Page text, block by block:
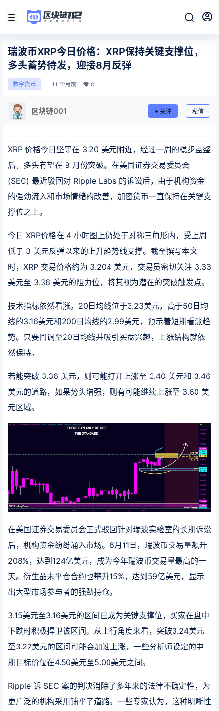
瑞波币XRP今日价格：XRP保持关键支撑位，
多头蓄势待发，迎接8月反弹
数字货币 11 个月前 0
区块链001 关注 私信
XRP 价格今日坚守在 3.20 美元附近，经过一周的稳步盘整
后，多头有望在 8 月份突破。在美国证券交易委员会
(SEC) 最近驳回对 Ripple Labs 的诉讼后，由于机构资金
的强劲流入和市场情绪的改善，加密货币一直保持在关键支
撑位之上。
今日 XRP价格在 4 小时图上仍处于对称三角形内，受上周
低于 3 美元反弹以来的上升趋势线支撑。截至撰写本文
时，XRP 交易价格约为 3.204 美元，交易员密切关注 3.33
美元至 3.36 美元的阻力位，将其视为潜在的突破触发点。
技术指标依然看涨。20日均线位于3.23美元，高于50日均
线的3.16美元和200日均线的2.99美元，预示着短期看涨趋
势。只要回调至20日均线并吸引买盘兴趣，上涨结构就依
然保持。
若能突破 3.36 美元，则可能打开上涨至 3.40 美元和 3.46
美元的道路，如果势头增强，则有可能继续上涨至 3.60 美
元区域。
在美国证券交易委员会正式驳回针对瑞波实验室的长期诉讼
后，机构资金纷纷涌入市场。8月11日，瑞波币交易量飙升
208%，达到124亿美元，成为今年瑞波币交易量最高的一
天。衍生品未平仓合约也攀升15%，达到59亿美元，显示
出大型市场参与者的强劲持仓。
3.15美元至3.16美元的区间已成为关键支撑位，买家在盘中
下跌时积极捍卫该区间。从上行角度来看，突破3.24美元
至3.27美元的区间可能会加速上涨，一些分析师设定的中
期目标价位在4.50美元至5.00美元之间。
Ripple 诉 SEC 案的判决消除了多年来的法律不确定性，为
更广泛的机构采用铺平了道路。一些专家认为，这种明晰性